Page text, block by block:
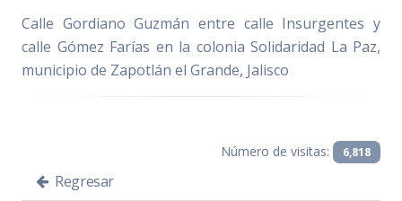
Calle Gordiano Guzmán entre calle Insurgentes y
calle Gómez Farías en la colonia Solidaridad La Paz,
municipio de Zapotlán el Grande, Jalisco
Número de visitas: 6,818
Regresar